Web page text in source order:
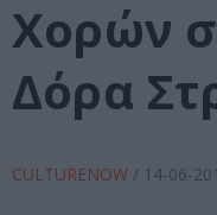
Χορών
Δόρα
CULTURENOW / 14-06-